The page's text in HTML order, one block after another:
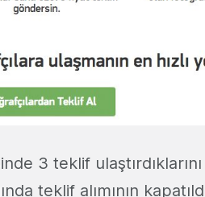
3 teklif
teklif alımının